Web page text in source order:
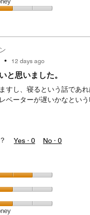
• 12 days ago
と思いました。
すし、寝るという話であ
ベーターが遅いかなとい
Yes · 0 No · 0